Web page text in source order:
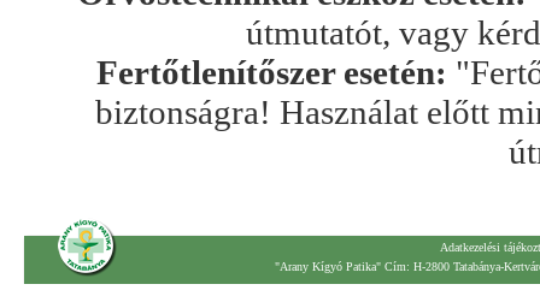
útmutatót, vagy
Fertőtlenítőszer esetén:
biztonságra! Használat előtt
Adatkezelési
"Arany Kígyó Patika" Cím: H-2800 Tatabánya-